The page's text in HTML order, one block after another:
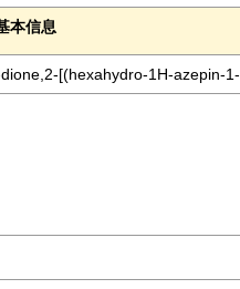
本信息
[(hexahydro-1H-azepin-